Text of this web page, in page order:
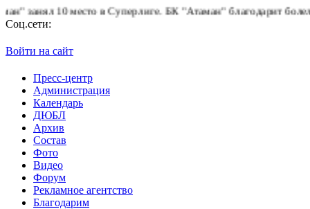
10 место в Суперлиге.БК "Атаман" благодарит
Соц.сети:
Войти на сайт
Пресс-центр
Администрация
Календарь
ДЮБЛ
Архив
Состав
Фото
Видео
Форум
Рекламное агентство
Благодарим